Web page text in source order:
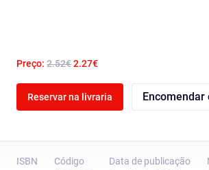
Preço: 2.52€2.27€
Reservar na livraria Encomendar
ISBN
Código
Data de publicação